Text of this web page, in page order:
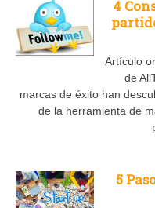
4
Artículo
de
marcas de éxito han
de la herramienta de
5